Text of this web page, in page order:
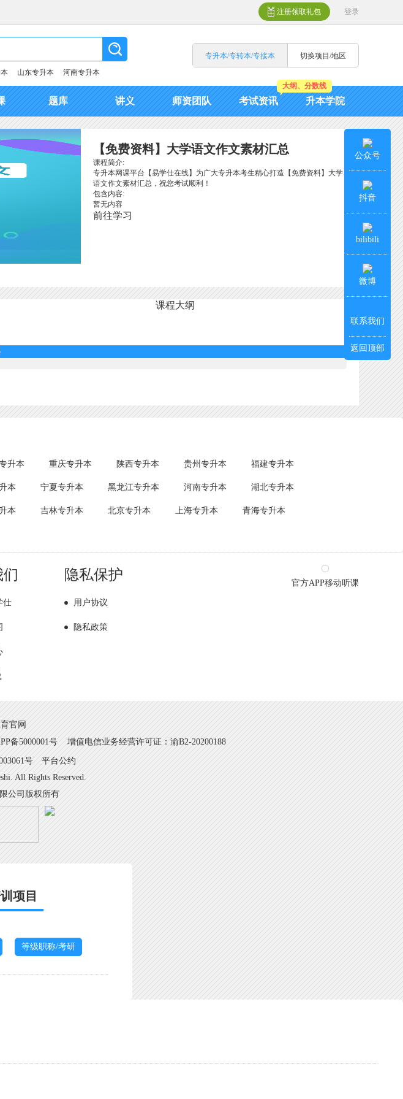
注册领取礼包 登录
山东专升本 河南专升本
专升本/专转本/专接本 切换项目/地区
题库 讲义 师资团队 考试资讯
大纲、分数线
升本学院
【免费资料】大学语文作文素材汇总
课程简介:
专升本网课平台【易学仕在线】为广大专升本考生精心打造【免费资料】大学
语文作文素材汇总，祝您考试顺利！
包含内容:
暂无内容
前往学习
课程大纲
升本 重庆专升本 陕西专升本 贵州专升本 福建专升本
本 宁夏专升本 黑龙江专升本 河南专升本 湖北专升本
本 吉林专升本 北京专升本 上海专升本 青海专升本
们
仕
隐私保护
用户协议
隐私政策
官方APP移动听课
备5000001号 增值电信业务经营许可证：渝B2-20200188
号
平台公约
All Rights Reserved.
公司版权所有
公众号
抖音
bilibili
微博
联系我们
返回顶部
项目
等级职称/考研